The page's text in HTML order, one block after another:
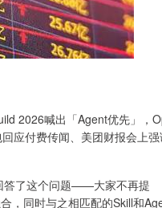
2026喊出「Agent优先」，
应付费传闻、美团财报会上
答了这个问题——大家不再提
，同时与之相匹配的Skill和